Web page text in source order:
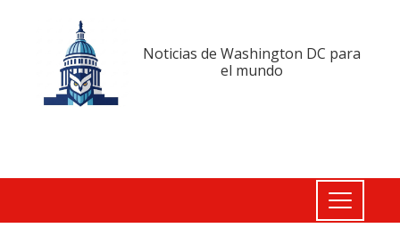
Noticias de Washington DC para
el mundo